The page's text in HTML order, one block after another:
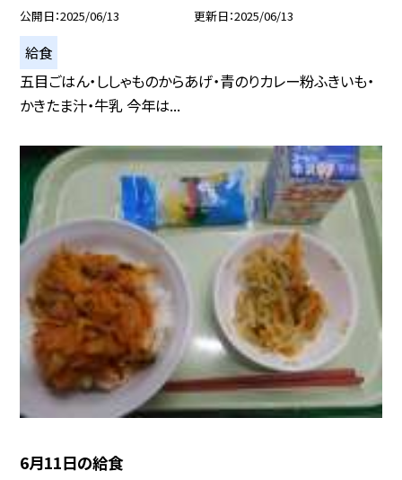
公開日 2025/06/13 更新日 2025/06/13
給食
五目ごはん・ししゃものからあげ・青のりカレー粉ふきいも・
かきたま汁・牛乳 今年は...
6月11日の給食